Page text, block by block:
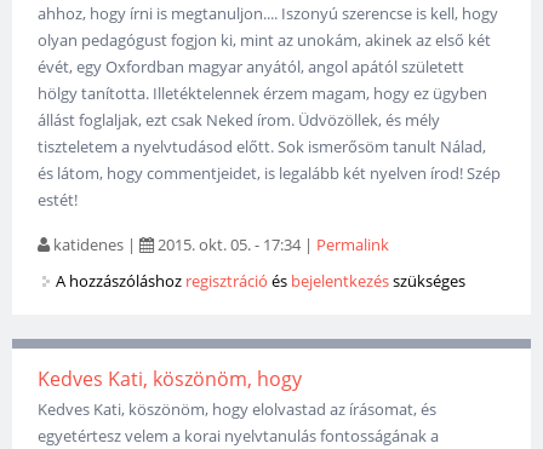
ahhoz, hogy írni is megtanuljon.... Iszonyú szerencse is kell, hogy
olyan pedagógust fogjon ki, mint az unokám, akinek az első két
évét, egy Oxfordban magyar anyától, angol apától született
hölgy tanította. Illetéktelennek érzem magam, hogy ez ügyben
állást foglaljak, ezt csak Neked írom. Üdvözöllek, és mély
tiszteletem a nyelvtudásod előtt. Sok ismerősöm tanult Nálad,
és látom, hogy commentjeidet, is legalább két nyelven írod! Szép
estét!
katidenes | 2015. okt. 05. - 17:34| Permalink
A hozzászóláshoz regisztráció és bejelentkezésszükséges
Kedves Kati, köszönöm, hogy
Kedves Kati, köszönöm, hogy elolvastad az írásomat, és
egyetértesz velem a korai nyelvtanulás fontosságának a